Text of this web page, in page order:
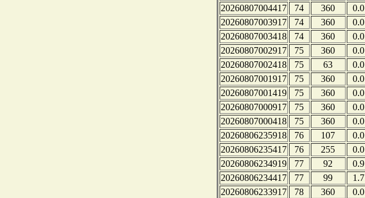
20260807004417
74 360 0.0
20260807003917
74 360 0.0
20260807003418
74 360 0.0
20260807002917
75 360 0.0
20260807002418
75 63 0.0
20260807001917
75 360 0.0
20260807001419
75 360 0.0
20260807000917
75 360 0.0
20260807000418
75 360 0.0
20260806235918
76 107 0.0
20260806235417
76 255 0.0
20260806234919
77 92 0.9
20260806234417
77 99 1.7
20260806233917
78 360 0.0